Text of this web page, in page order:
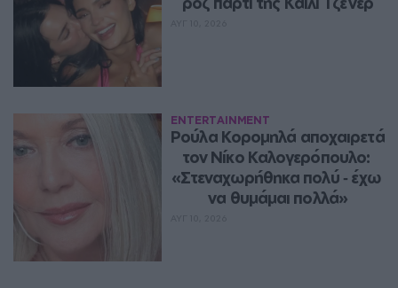
ENTERTAINMENT
Ρούλα Κορομηλά αποχαιρετά
τον Νίκο Καλογερόπουλο:
«Στεναχωρήθηκα πολύ ‑ έχω
να θυμάμαι πολλά»